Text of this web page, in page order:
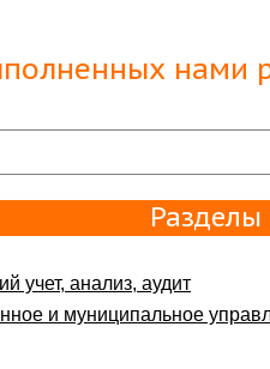
нами
учет, анализ, аудит
и муниципальное